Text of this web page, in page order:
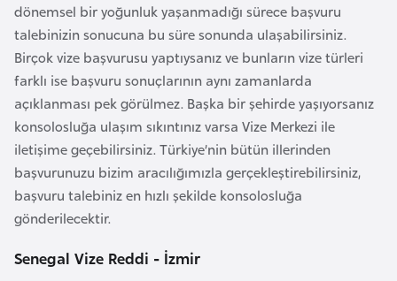
dönemsel bir yoğunluk yaşanmadığı sürece başvuru
talebinizin sonucuna bu süre sonunda ulaşabilirsiniz.
Birçok vize başvurusu yaptıysanız ve bunların vize türleri
farklı ise başvuru sonuçlarının aynı zamanlarda
açıklanması pek görülmez. Başka bir şehirde yaşıyorsanız
konsolosluğa ulaşım sıkıntınız varsa Vize Merkezi ile
iletişime geçebilirsiniz. Türkiye’nin bütün illerinden
başvurunuzu bizim aracılığımızla gerçekleştirebilirsiniz,
başvuru talebiniz en hızlı şekilde konsolosluğa
gönderilecektir.
Senegal Vize Reddi - İzmir
D
e
m
o
k
r
a
t
i
K